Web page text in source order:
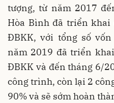
tượng, từ năm 2017
Hòa Bình đã triển
ĐBKK, với tổng số
năm 2019 đã triển
ĐBKK và đến tháng 6/
công trình, còn lại 2
90% và sẽ sớm hoàn